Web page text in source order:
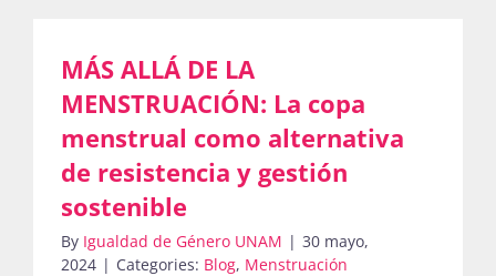
MÁS ALLÁ DE LA
MENSTRUACIÓN: La copa
menstrual como alternativa
de resistencia y gestión
sostenible
By Igualdad de Género UNAM | 30 mayo,
2024 | Categories: Blog, Menstruación